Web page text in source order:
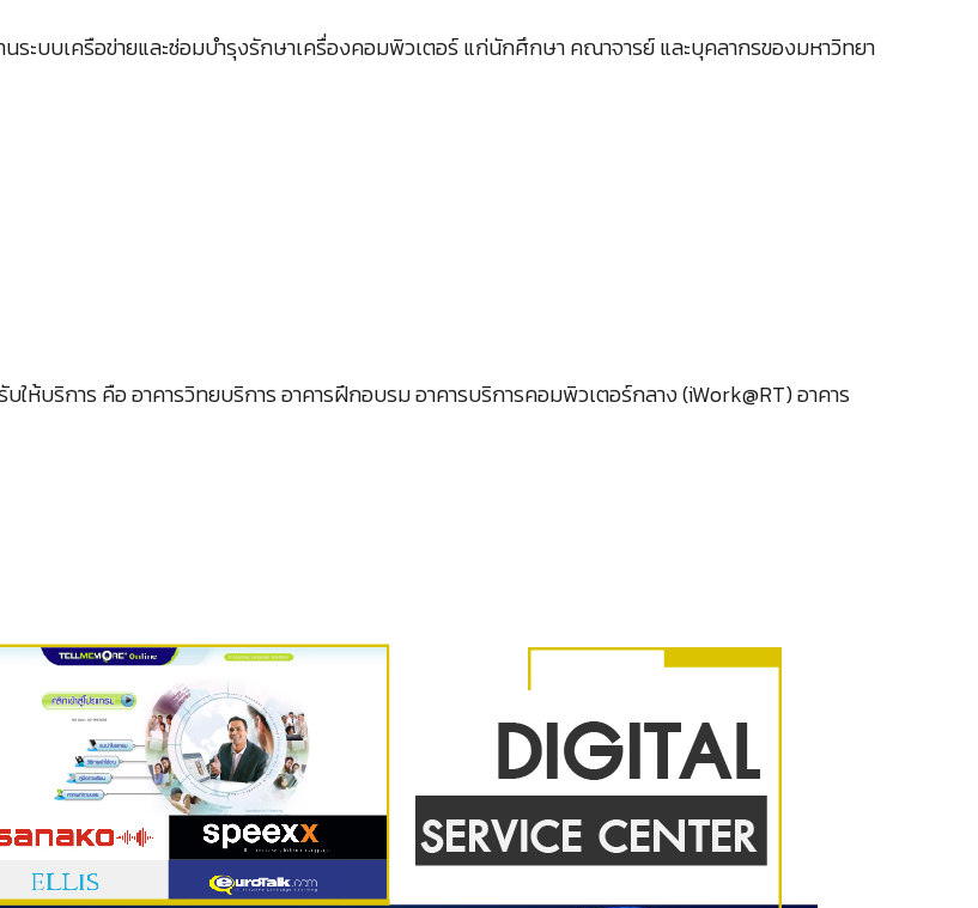
ะบบเครือข่ายและซ่อมบำรุงรักษาเครื่องคอมพิวเตอร์ แก่นักศึกษา คณาจารย์ และบุคลากรของมหาวิทยา
บริการ คือ อาคารวิทยบริการ อาคารฝึกอบรม อาคารบริการคอมพิวเตอร์กลาง (iWork@RT) อาคาร